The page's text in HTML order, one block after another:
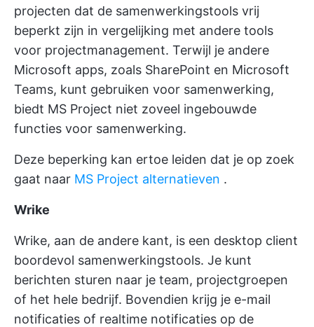
projecten dat de samenwerkingstools vrij
beperkt zijn in vergelijking met andere tools
voor projectmanagement. Terwijl je andere
Microsoft apps, zoals SharePoint en Microsoft
Teams, kunt gebruiken voor samenwerking,
biedt MS Project niet zoveel ingebouwde
functies voor samenwerking.
Deze beperking kan ertoe leiden dat je op zoek
gaat naar MS Project alternatieven .
Wrike
Wrike, aan de andere kant, is een desktop client
boordevol samenwerkingstools. Je kunt
berichten sturen naar je team, projectgroepen
of het hele bedrijf. Bovendien krijg je e-mail
notificaties of realtime notificaties op de